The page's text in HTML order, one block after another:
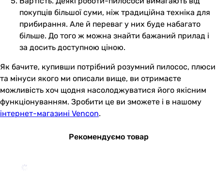
покупців більшої суми, ніж традиційна техніка для
прибирання. Але й переваг у них буде набагато
більше. До того ж можна знайти бажаний прилад і
за досить доступною ціною.
Як бачите, купивши потрібний розумний пилосос, плюси
та мінуси якого ми описали вище, ви отримаєте
можливість хоч щодня насолоджуватися його якісним
функціонуванням. Зробити це ви зможете і в нашому
інтернет-магазині Vencon.
Рекомендуємо товар